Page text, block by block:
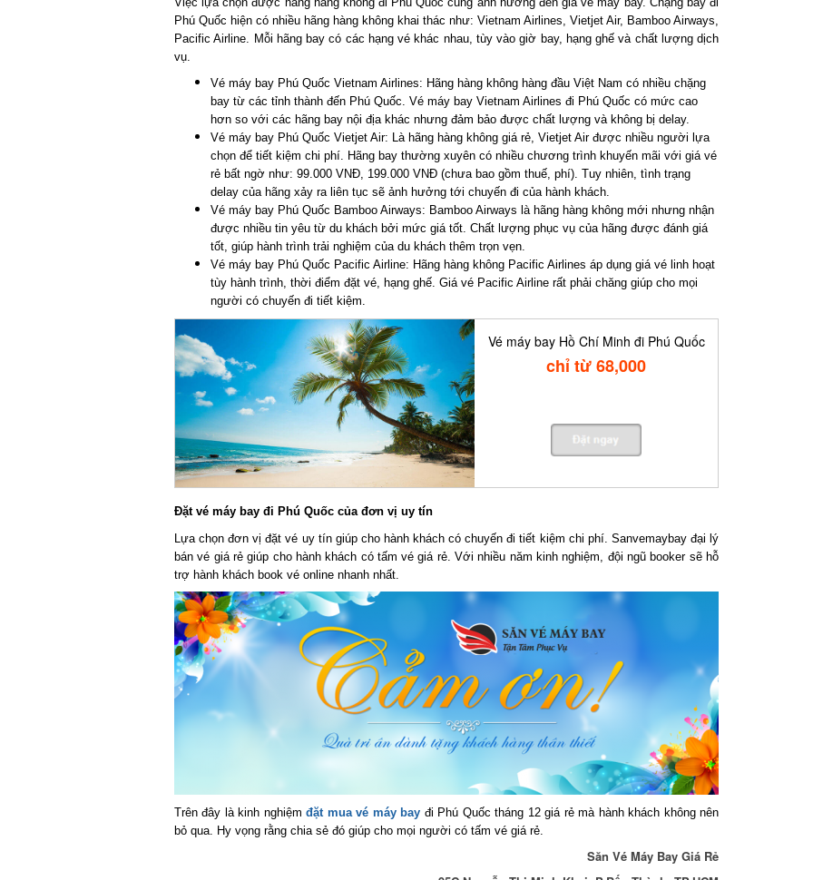
Phú Quốc hiện có nhiều hãng hàng không khai thác như: Vietnam Airlines, Vietjet Air, Bamboo Airways,
Pacific Airline. Mỗi hãng bay có các hạng vé khác nhau, tùy vào giờ bay, hạng ghế và chất lượng dịch
vụ.
Vé máy bay Phú Quốc Vietnam Airlines: Hãng hàng không hàng đầu Việt Nam có nhiều chặng
bay từ các tỉnh thành đến Phú Quốc. Vé máy bay Vietnam Airlines đi Phú Quốc có mức cao
hơn so với các hãng bay nội địa khác nhưng đảm bảo được chất lượng và không bị delay.
Vé máy bay Phú Quốc Vietjet Air: Là hãng hàng không giá rẻ, Vietjet Air được nhiều người lựa
chọn để tiết kiệm chi phí. Hãng bay thường xuyên có nhiều chương trình khuyến mãi với giá vé
rẻ bất ngờ như: 99.000 VNĐ, 199.000 VNĐ (chưa bao gồm thuế, phí). Tuy nhiên, tình trạng
delay của hãng xảy ra liên tục sẽ ảnh hưởng tới chuyến đi của hành khách.
Vé máy bay Phú Quốc Bamboo Airways: Bamboo Airways là hãng hàng không mới nhưng nhận
được nhiều tin yêu từ du khách bởi mức giá tốt. Chất lượng phục vụ của hãng được đánh giá
tốt, giúp hành trình trải nghiệm của du khách thêm trọn vẹn.
Vé máy bay Phú Quốc Pacific Airline: Hãng hàng không Pacific Airlines áp dụng giá vé linh hoạt
tùy hành trình, thời điểm đặt vé, hạng ghế. Giá vé Pacific Airline rất phải chăng giúp cho mọi
người có chuyến đi tiết kiệm.
Vé máy bay Hồ Chí Minh đi Phú Quốc
chỉ từ 68,000
Đặt vé máy bay đi Phú Quốc của đơn vị uy tín
Lựa chọn đơn vị đặt vé uy tín giúp cho hành khách có chuyến đi tiết kiệm chi phí. Sanvemaybay đại lý
bán vé giá rẻ giúp cho hành khách có tấm vé giá rẻ. Với nhiều năm kinh nghiệm, đội ngũ booker sẽ hỗ
trợ hành khách book vé online nhanh nhất.
Trên đây là kinh nghiệmđặt mua vé máy bayđi Phú Quốc tháng 12 giá rẻ mà hành khách không nên
bỏ qua. Hy vọng rằng chia sẻ đó giúp cho mọi người có tấm vé giá rẻ.
Săn Vé Máy Bay Giá Rẻ